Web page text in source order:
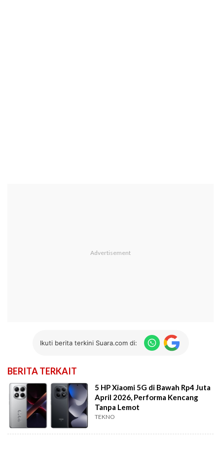
Ikuti berita terkini Suara.com di:
BERITA TERKAIT
5 HP Xiaomi 5G di Bawah Rp4 Juta
April 2026, Performa Kencang
Tanpa Lemot
TEKNO